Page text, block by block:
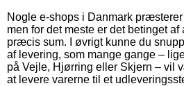
Nogle e-shops i Danmark
men for det meste er det betinget af
præcis sum. I øvrigt kunne du
af levering, som mange gange –
på Vejle, Hjørring eller Skjern – vil
at levere varerne til et